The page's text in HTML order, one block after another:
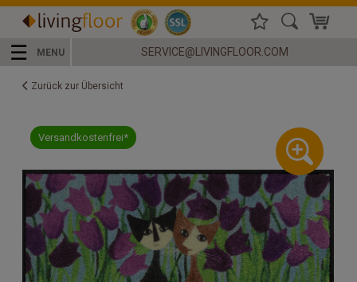
☰ MENU SERVICE@LIVINGFLOOR.COM
Zurück zur Übersicht
Versandkostenfrei*